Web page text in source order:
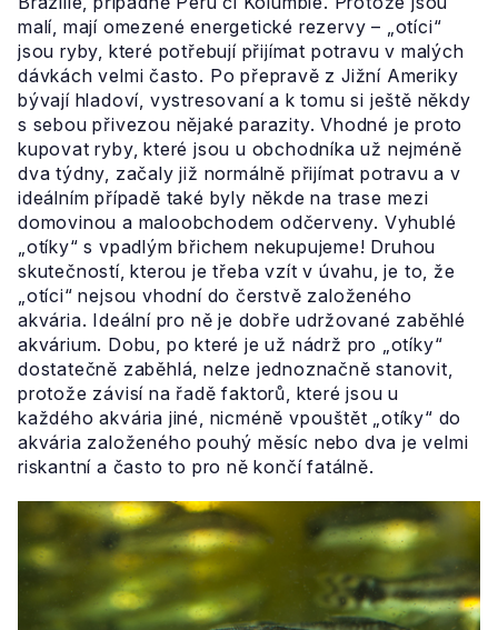
malí, mají omezené energetické rezervy – „otíci“
jsou ryby, které potřebují přijímat potravu v malých
dávkách velmi často. Po přepravě z Jižní Ameriky
bývají hladoví, vystresovaní a k tomu si ještě někdy
s sebou přivezou nějaké parazity. Vhodné je proto
kupovat ryby, které jsou u obchodníka už nejméně
dva týdny, začaly již normálně přijímat potravu a v
ideálním případě také byly někde na trase mezi
domovinou a maloobchodem odčerveny. Vyhublé
„otíky“ s vpadlým břichem nekupujeme! Druhou
skutečností, kterou je třeba vzít v úvahu, je to, že
„otíci“ nejsou vhodní do čerstvě založeného
akvária. Ideální pro ně je dobře udržované zaběhlé
akvárium. Dobu, po které je už nádrž pro „otíky“
dostatečně zaběhlá, nelze jednoznačně stanovit,
protože závisí na řadě faktorů, které jsou u
každého akvária jiné, nicméně vpouštět „otíky“ do
akvária založeného pouhý měsíc nebo dva je velmi
riskantní a často to pro ně končí fatálně.